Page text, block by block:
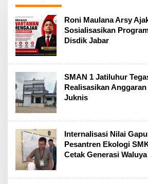
Roni Maulana Arsy
Sosialisasikan
Disdik Jabar
SMAN 1 Jatiluhur
Realisasikan
Juknis
Internalisasi Nilai
Pesantren Ekologi
Cetak Generasi Waluya